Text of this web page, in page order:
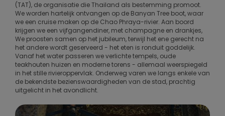
(TAT), de organisatie die Thailand als bestemming promoot.
We worden hartelijk ontvangen op de Banyan Tree boot, waar
we een cruise maken op de Chao Phraya-rivier. Aan boord
krijgen we een vijfgangendiner, met champagne en drankjes,
We proosten samen op het jubileum, terwijl het ene gerecht na
het andere wordt geserveerd - het eten is ronduit goddelijk.
Vanaf het water passeren we verlichte tempels, oude
teakhouten huizen en moderne torens - allemaal weerspiegeld
in het stille rivieroppervlak. Onderweg varen we langs enkele van
de bekendste bezienswaardigheden van de stad, prachtig
uitgelicht in het avondlicht.